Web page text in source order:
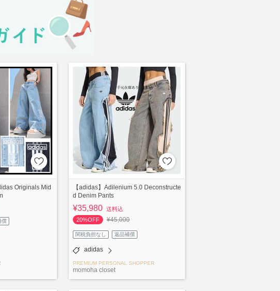
Originals Mid
償
【adidas】Adilenium 5.0 Deconstructe
d Denim Pants
¥35,980 送料込
20%OFF
¥45,000
関税負担なし 返品補償
adidas
PREMIUM PERSONAL SHOPPER
momoha closet